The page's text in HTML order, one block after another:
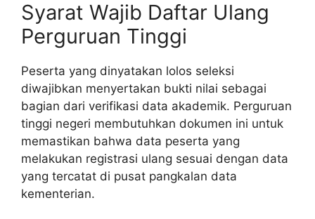
Syarat Wajib Daftar Ulang
Perguruan Tinggi
Peserta yang dinyatakan lolos seleksi
diwajibkan menyertakan bukti nilai sebagai
bagian dari verifikasi data akademik. Perguruan
tinggi negeri membutuhkan dokumen ini untuk
memastikan bahwa data peserta yang
melakukan registrasi ulang sesuai dengan data
yang tercatat di pusat pangkalan data
kementerian.